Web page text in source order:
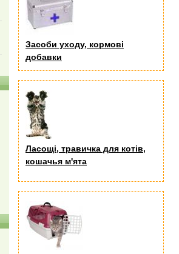
Засоби уходу, кормові
добавки
Ласощі, травичка для котів,
кошачья м'ята